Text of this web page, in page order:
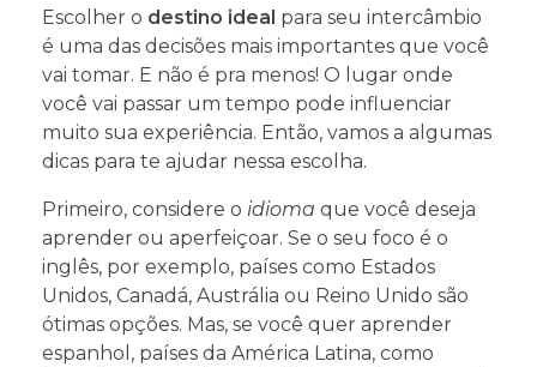
Escolher o destino ideal para seu intercâmbio
é uma das decisões mais importantes que você
vai tomar. E não é pra menos! O lugar onde
você vai passar um tempo pode influenciar
muito sua experiência. Então, vamos a algumas
dicas para te ajudar nessa escolha.
Primeiro, considere o idioma que você deseja
aprender ou aperfeiçoar. Se o seu foco é o
inglês, por exemplo, países como Estados
Unidos, Canadá, Austrália ou Reino Unido são
ótimas opções. Mas, se você quer aprender
espanhol, países da América Latina, como